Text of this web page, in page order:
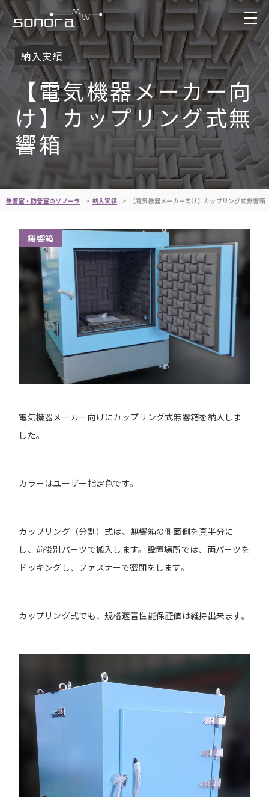
納入実績
【電気機器メーカー向
け】カップリング式無
響箱
無響室・防音室のソノーラ 納入実績 【電気機器メーカー向け】カップリング式無響箱
無響箱
電気機器メーカー向けにカップリング式無響箱を納入しま
した。
カラーはユーザー指定色です。
カップリング（分割）式は、無響箱の側面側を真半分に
し、前後別パーツで搬入します。設置場所では、両パーツを
ドッキングし、ファスナーで密閉をします。
カップリング式でも、規格遮音性能保証値は維持出来ます。